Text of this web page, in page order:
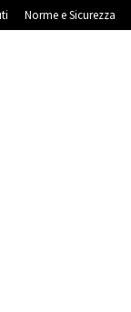
Norme e Sicurezza